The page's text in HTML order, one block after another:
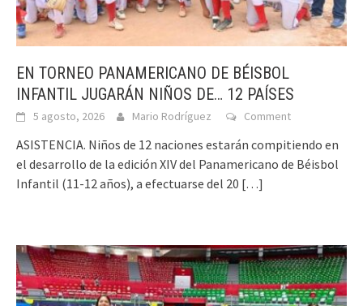
EN TORNEO PANAMERICANO DE BÉISBOL
INFANTIL JUGARÁN NIÑOS DE… 12 PAÍSES
5 agosto, 2026 Mario Rodríguez Comment
ASISTENCIA. Niños de 12 naciones estarán compitiendo en
el desarrollo de la edición XIV del Panamericano de Béisbol
Infantil (11-12 años), a efectuarse del 20 […]